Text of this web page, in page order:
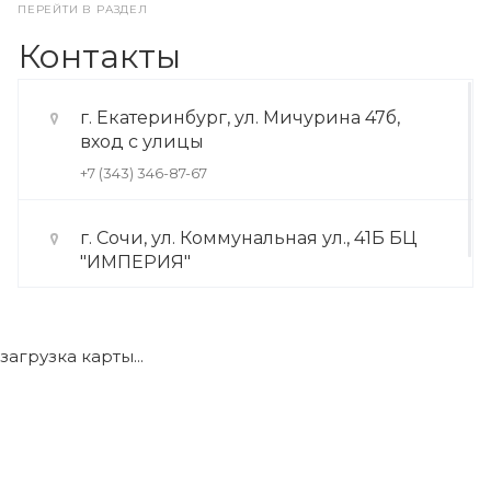
ПЕРЕЙТИ В РАЗДЕЛ
Контакты
г. Екатеринбург, ул. Мичурина 47б,
вход с улицы
+7 (343) 346-87-67
г. Сочи, ул. Коммунальная ул., 41Б БЦ
"ИМПЕРИЯ"
загрузка карты...